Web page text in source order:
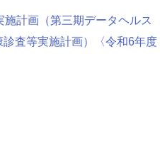
計画（第三期データヘルス
査等実施計画）〈令和6年度